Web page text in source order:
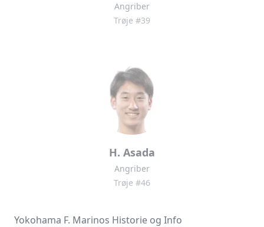
Angriber
Trøje #39
H. Asada
Angriber
Trøje #46
Yokohama F. Marinos Historie og Info